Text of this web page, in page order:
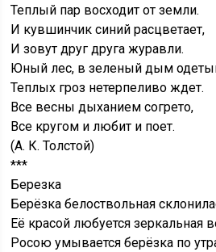
Теплый пар восходит от земли.
И кувшинчик синий расцветает,
И зовут друг друга журавли.
Юный лес, в зеленый дым
Теплых гроз нетерпеливо ждет.
Все весны дыханием согрето,
Все кругом и любит и поет.
(А. К. Толстой)
***
Березка
Берёзка белоствольная
Её красой любуется зеркальная
Росою умывается берёзка по